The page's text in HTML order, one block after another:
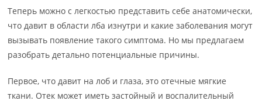
Теперь можно с легкостью представить себе анатомически,
что давит в области лба изнутри и какие заболевания могут
вызывать появление такого симптома. Но мы предлагаем
разобрать детально потенциальные причины.
Первое, что давит на лоб и глаза, это отечные мягкие
ткани. Отек может иметь застойный и воспалительный